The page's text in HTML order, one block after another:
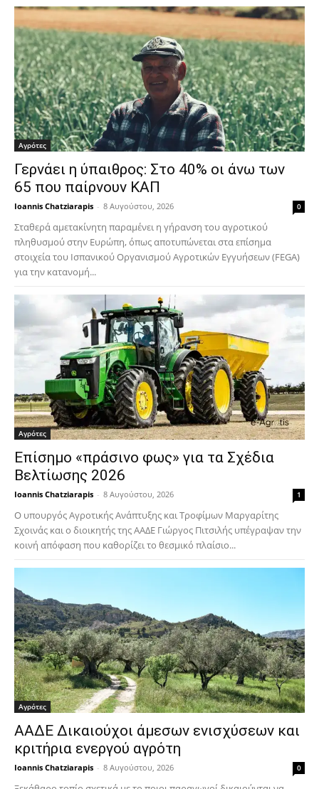
Αγρότες
Γερνάει η ύπαιθρος: Στο 40% οι άνω των
65 που παίρνουν ΚΑΠ
Ioannis Chatziarapis - 8 Αυγούστου, 2026 0
Σταθερά αμετακίνητη παραμένει η γήρανση του αγροτικού
πληθυσμού στην Ευρώπη, όπως αποτυπώνεται στα επίσημα
στοιχεία του Ισπανικού Οργανισμού Αγροτικών Εγγυήσεων (FEGA)
για την κατανομή...
Αγρότες
Επίσημο «πράσινο φως» για τα Σχέδια
Βελτίωσης 2026
Ioannis Chatziarapis - 8 Αυγούστου, 2026 1
Ο υπουργός Αγροτικής Ανάπτυξης και Τροφίμων Μαργαρίτης
Σχοινάς και ο διοικητής της ΑΑΔΕ Γιώργος Πιτσιλής υπέγραψαν την
κοινή απόφαση που καθορίζει το θεσμικό πλαίσιο...
Αγρότες
ΑΑΔΕ Δικαιούχοι άμεσων ενισχύσεων και
κριτήρια ενεργού αγρότη
Ioannis Chatziarapis - 8 Αυγούστου, 2026 0